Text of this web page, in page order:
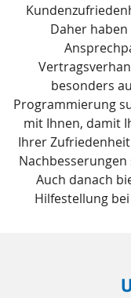
Daher
besonders
Programmierung
mit Ihnen, damit
Ihrer
Auch danach
Hilfestellung